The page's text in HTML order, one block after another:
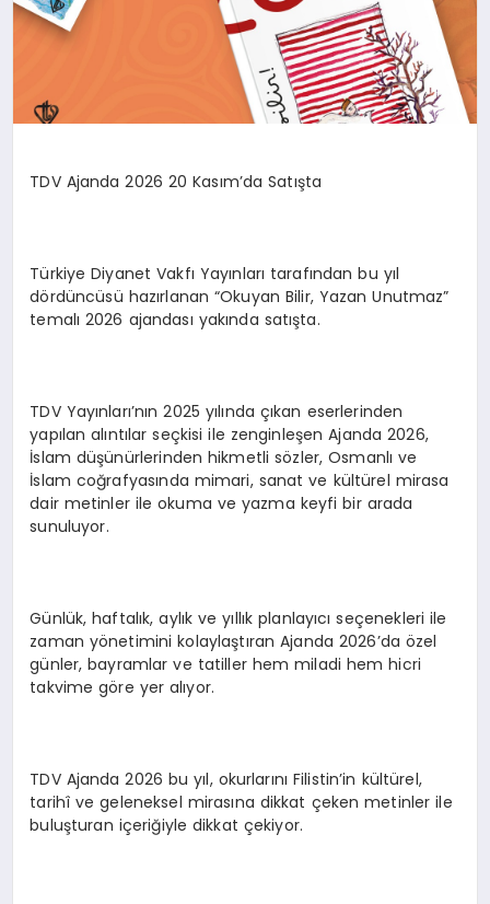
TDV Ajanda 2026 20 Kasım’da Satışta
Türkiye Diyanet Vakfı Yayınları tarafından bu yıl
dördüncüsü hazırlanan “Okuyan Bilir, Yazan Unutmaz”
temalı 2026 ajandası yakında satışta.
TDV Yayınları’nın 2025 yılında çıkan eserlerinden
yapılan alıntılar seçkisi ile zenginleşen Ajanda 2026,
İslam düşünürlerinden hikmetli sözler, Osmanlı ve
İslam coğrafyasında mimari, sanat ve kültürel mirasa
dair metinler ile okuma ve yazma keyfi bir arada
sunuluyor.
Günlük, haftalık, aylık ve yıllık planlayıcı seçenekleri ile
zaman yönetimini kolaylaştıran Ajanda 2026’da özel
günler, bayramlar ve tatiller hem miladi hem hicri
takvime göre yer alıyor.
TDV Ajanda 2026 bu yıl, okurlarını Filistin’in kültürel,
tarihî ve geleneksel mirasına dikkat çeken metinler ile
buluşturan içeriğiyle dikkat çekiyor.